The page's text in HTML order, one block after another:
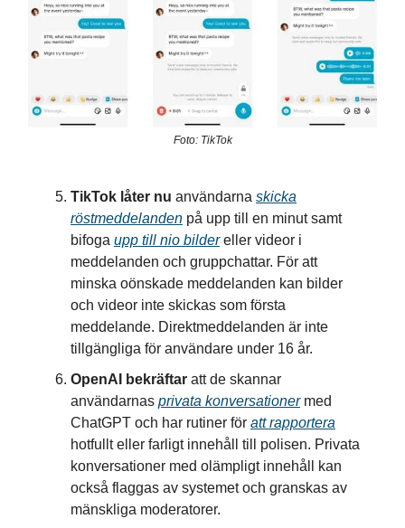
Foto: TikTok
TikTok låter nu användarna skicka
röstmeddelanden på upp till en minut samt
bifoga upp till nio bildereller videor i
meddelanden och gruppchattar. För att
minska oönskade meddelanden kan bilder
och videor inte skickas som första
meddelande. Direktmeddelanden är inte
tillgängliga för användare under 16 år.
OpenAI bekräftar att de skannar
användarnas privata konversationermed
ChatGPT och har rutiner för att rapportera
hotfullt eller farligt innehåll till polisen. Privata
konversationer med olämpligt innehåll kan
också flaggas av systemet och granskas av
mänskliga moderatorer.